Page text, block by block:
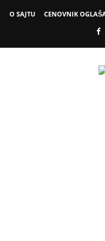
O SAJTU CENOVNIK